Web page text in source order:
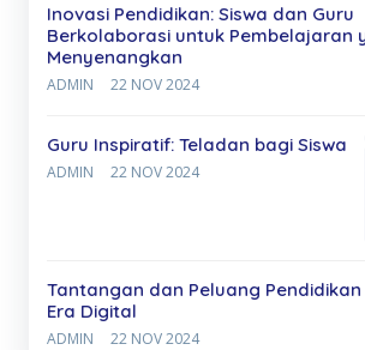
Inovasi Pendidikan: Siswa dan Guru
Berkolaborasi untuk Pembelajaran
Menyenangkan
ADMIN 22 NOV 2024
Guru Inspiratif: Teladan bagi Siswa
ADMIN 22 NOV 2024
Tantangan dan Peluang Pendidikan
Era Digital
ADMIN 22 NOV 2024